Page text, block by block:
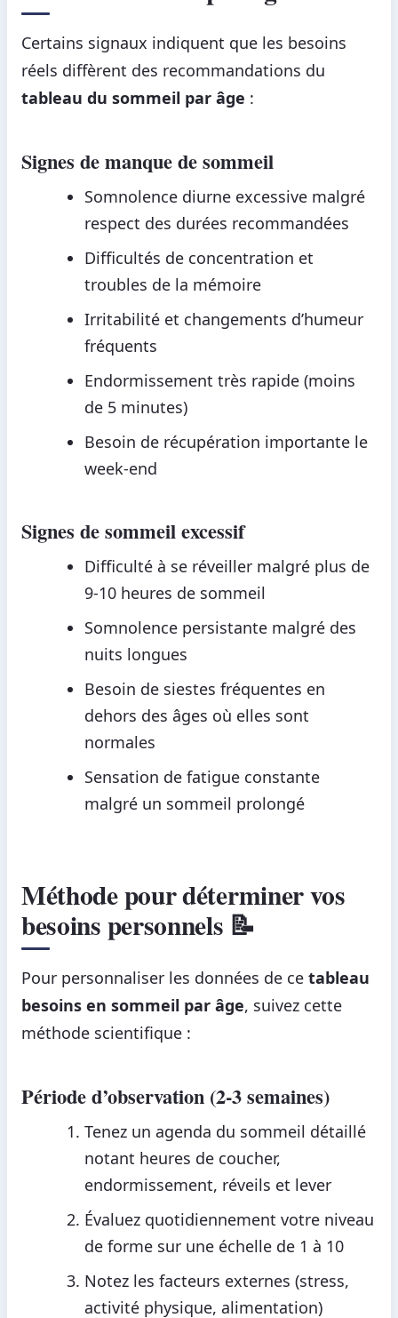
Certains signaux indiquent que les besoins
réels diffèrent des recommandations du
tableau du sommeil par âge :
Signes de manque de sommeil
Somnolence diurne excessive malgré
respect des durées recommandées
Difficultés de concentration et
troubles de la mémoire
Irritabilité et changements d’humeur
fréquents
Endormissement très rapide (moins
de 5 minutes)
Besoin de récupération importante le
week-end
Signes de sommeil excessif
Difficulté à se réveiller malgré plus de
9-10 heures de sommeil
Somnolence persistante malgré des
nuits longues
Besoin de siestes fréquentes en
dehors des âges où elles sont
normales
Sensation de fatigue constante
malgré un sommeil prolongé
Méthode pour déterminer vos
besoins personnels 📝
Pour personnaliser les données de ce tableau
besoins en sommeil par âge, suivez cette
méthode scientifique :
Période d’observation (2-3 semaines)
Tenez un agenda du sommeil détaillé
notant heures de coucher,
endormissement, réveils et lever
Évaluez quotidiennement votre niveau
de forme sur une échelle de 1 à 10
Notez les facteurs externes (stress,
activité physique, alimentation)